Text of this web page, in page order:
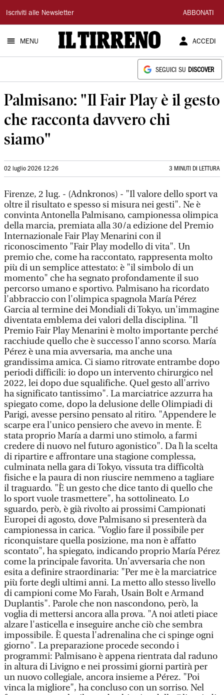
Il
Tirreno
Iscriviti alle Newsletter ABBONATI
MENU ACCEDI
SEGUICI SU DISCOVER
Palmisano: "Il Fair Play è il gesto
che racconta davvero chi
siamo"
02 luglio 2026 12:26 3 MINUTI DI LETTURA
Firenze, 2 lug. - (Adnkronos) - "Il valore dello sport va
oltre il risultato e spesso si misura nei gesti". Ne è
convinta Antonella Palmisano, campionessa olimpica
della marcia, premiata alla 30/a edizione del Premio
Internazionale Fair Play Menarini con il
riconoscimento "Fair Play modello di vita". Un
premio che, come ha raccontato, rappresenta molto
più di un semplice attestato: è "il simbolo di un
momento" che ha segnato profondamente il suo
percorso umano e sportivo. Palmisano ha ricordato
l'abbraccio con l'olimpica spagnola María Pérez
Garcia al termine dei Mondiali di Tokyo, un'immagine
diventata emblema dei valori della disciplina. "Il
Premio Fair Play Menarini è molto importante perché
racchiude quello che è successo l'anno scorso. María
Pérez è una mia avversaria, ma anche una
grandissima amica. Ci siamo ritrovate entrambe dopo
periodi difficili: io dopo un intervento chirurgico nel
2022, lei dopo due squalifiche. Quel gesto all'arrivo
ha significato tantissimo". La marciatrice azzurra ha
spiegato come, dopo la delusione delle Olimpiadi di
Parigi, avesse persino pensato al ritiro. "Appendere le
scarpe era l'unico pensiero che avevo in mente. È
stata proprio María a darmi uno stimolo, a farmi
credere di nuovo nel futuro agonistico". Da lì la scelta
di ripartire e affrontare una stagione complessa,
culminata nella gara di Tokyo, vissuta tra difficoltà
fisiche e la paura di non riuscire nemmeno a tagliare
il traguardo. "È un gesto che dice tanto di quello che
lo sport vuole trasmettere", ha sottolineato. Lo
sguardo, però, è già rivolto ai prossimi Campionati
Europei di agosto, dove Palmisano si presenterà da
campionessa in carica. "Voglio fare il possibile per
riconquistare quella posizione, ma non è affatto
scontato", ha spiegato, indicando proprio María Pérez
come la principale favorita. Un'avversaria che non
esita a definire straordinaria: "Per me è la marciatrice
più forte degli ultimi anni. La metto allo stesso livello
di campioni come Mo Farah, Usain Bolt e Armand
Duplantis". Parole che non nascondono, però, la
voglia di mettersi ancora alla prova. "A noi atleti piace
alzare l'asticella e inseguire anche ciò che sembra
impossibile. È questa l'adrenalina che ci spinge ogni
giorno". La preparazione procede secondo i
programmi: Palmisano è appena rientrata dal raduno
in altura di Livigno e nei prossimi giorni partirà per
un nuovo collegiale, ancora insieme a Pérez. "Poi
vinca la migliore", ha concluso con un sorriso. Nel